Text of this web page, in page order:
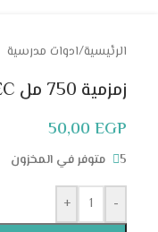
الرئيسية/ادوات مدرسية
زمزمية 750 مل PRIMA TEC
50,00 EGP
5 متوفر في المخزون
-
+